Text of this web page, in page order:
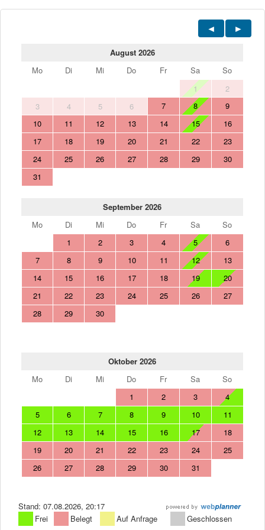
August 2026
Mo
Di Mi Do Fr Sa
So
1
2
3
4 5 6 7 8
9
10
11 12 13 14 15
16
17
18 19 20 21 22
23
24
25 26 27 28 29
30
31
September 2026
Mo
Di Mi Do Fr Sa
So
1
2 3 4 5
6
7
8 9 10 11 12
13
14
15 16 17 18 19
20
21
22 23 24 25 26
27
28
29 30
Oktober 2026
Mo
Di Mi Do Fr Sa
So
1
2 3
4
5
6 7 8 9 10
11
12
13 14 15 16 17
18
19
20 21 22 23 24
25
26
27 28 29 30 31
Stand: 07.08.2026, 20:17
Frei
Belegt Auf Anfrage Geschlossen